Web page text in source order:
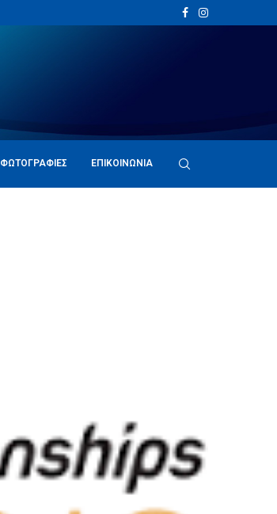
ΦΩΤΟΓΡΑΦΊΕΣ ΕΠΙΚΟΙΝΩΝΊΑ